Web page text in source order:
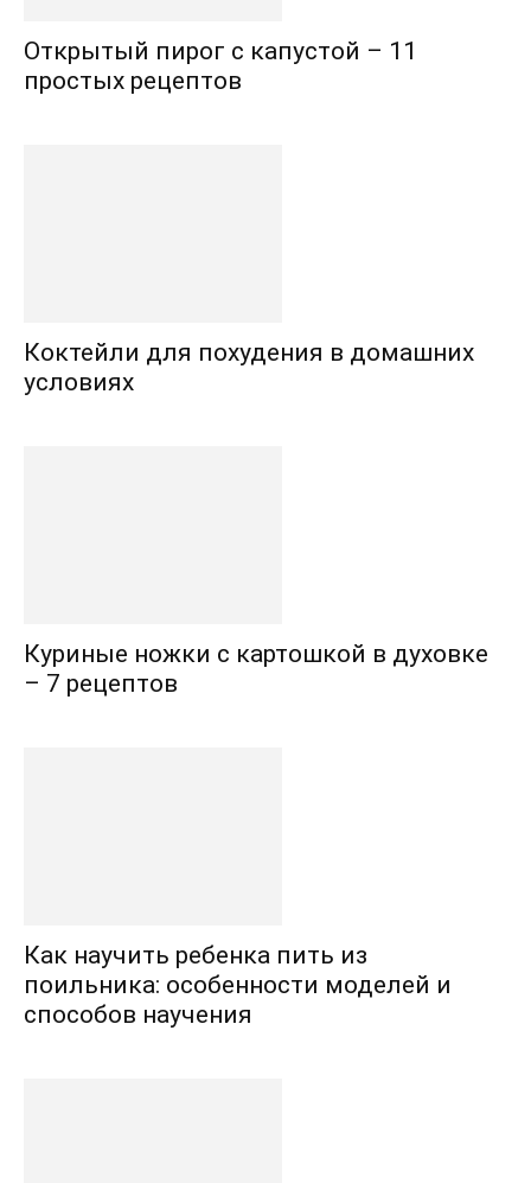
Открытый пирог с капустой – 11
простых рецептов
Коктейли для похудения в домашних
условиях
Куриные ножки с картошкой в духовке
– 7 рецептов
Как научить ребенка пить из
поильника: особенности моделей и
способов научения